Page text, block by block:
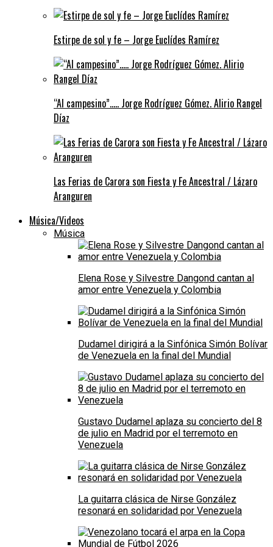
Estirpe de sol y fe – Jorge Euclídes Ramírez
“Al campesino”….. Jorge Rodríguez Gómez. Alirio Rangel
Díaz
Las Ferias de Carora son Fiesta y Fe Ancestral / Lázaro
Aranguren
Música/Videos
Música
Elena Rose y Silvestre Dangond cantan al
amor entre Venezuela y Colombia
Dudamel dirigirá a la Sinfónica Simón Bolívar
de Venezuela en la final del Mundial
Gustavo Dudamel aplaza su concierto del 8
de julio en Madrid por el terremoto en
Venezuela
La guitarra clásica de Nirse González
resonará en solidaridad por Venezuela